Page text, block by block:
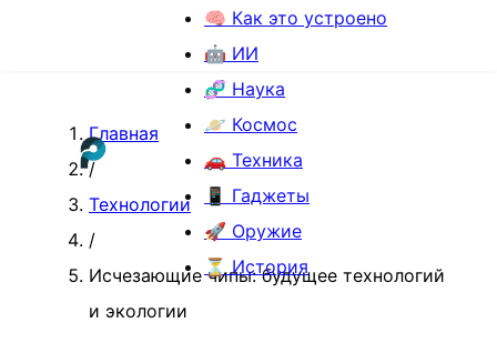
🧠 Как это устроено
🤖 ИИ
🧬 Наука
🪐 Космос
🚗 Техника
📱 Гаджеты
🚀 Оружие
⏳ История
Главная
/
Технологии
/
Исчезающие чипы: будущее технологий
и экологии